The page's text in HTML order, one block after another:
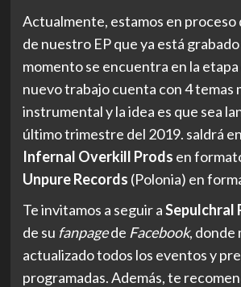
Actualmente, estamos en proceso
de nuestro EP que ya está
momento se encuentra en la etapa
nuevo trabajo cuenta con 4 temas
instrumental y la idea es que sea
último trimestre del 2019. saldrá
Infernal Overkill Prods en
Unpure Records (Polonia) en
Te invitamos a seguir aSepulchral
de su fanpagede Facebook, donde
actualizado todos los eventos y
programadas. Además, te